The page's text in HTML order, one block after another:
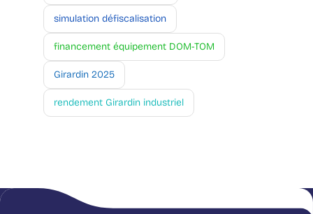
simulation défiscalisation
financement équipement DOM-TOM
Girardin 2025
rendement Girardin industriel